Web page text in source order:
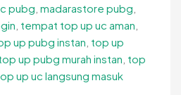
pubg madarastore pubg
tempat top up uc aman
up pubg instan top up
up pubg murah instan top
up uc langsung masuk